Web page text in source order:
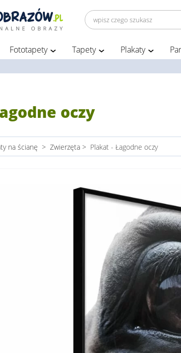
Fototapety Tapety Plakaty
oczy
na ścianę > Zwierzęta > Plakat - Łagodne oczy